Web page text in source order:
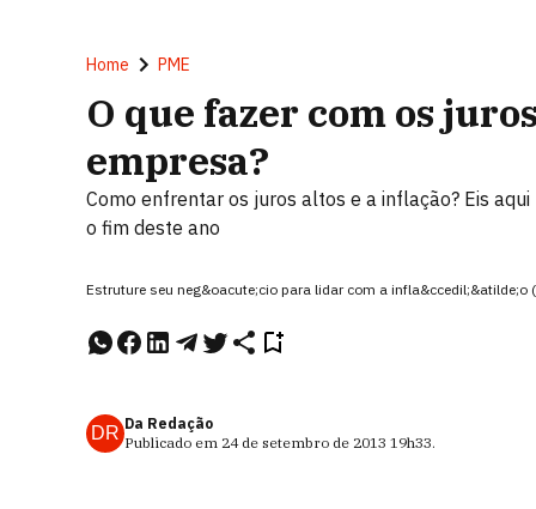
Home PME
O que fazer com os
empresa?
Como enfrentar os juros altos e a inflação? Eis
o fim deste ano
Estruture seu neg&oacute;cio para lidar com a infla&ccedil;&atilde;o
DR Da Redação
Publicado em 24 de setembro de 2013 19h33.